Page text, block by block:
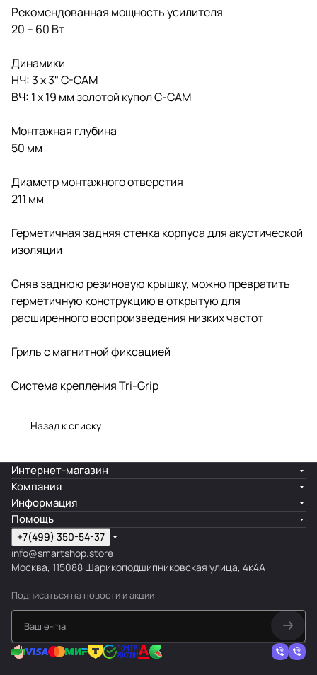
Рекомендованная мощность усилителя
20 – 60 Вт
Динамики
НЧ: 3 х 3" C-CAM
ВЧ: 1 x 19 мм золотой купол С-CAM
Монтажная глубина
50 мм
Диаметр монтажного отверстия
211 мм
Герметичная задняя стенка корпуса для акустической
изоляции
Сняв заднюю резиновую крышку, можно превратить
герметичную конструкцию в открытую для
расширенного воспроизведения низких частот
Гриль с магнитной фиксацией
Система крепления Tri-Grip
Назад к списку
Интернет-магазин
Компания
Информация
Помощь
+7(499) 350-54-37
info@smartshop.store
Москва, 115088 Шарикоподшипниковская улица, 4к4А
Подписаться на новости и акции